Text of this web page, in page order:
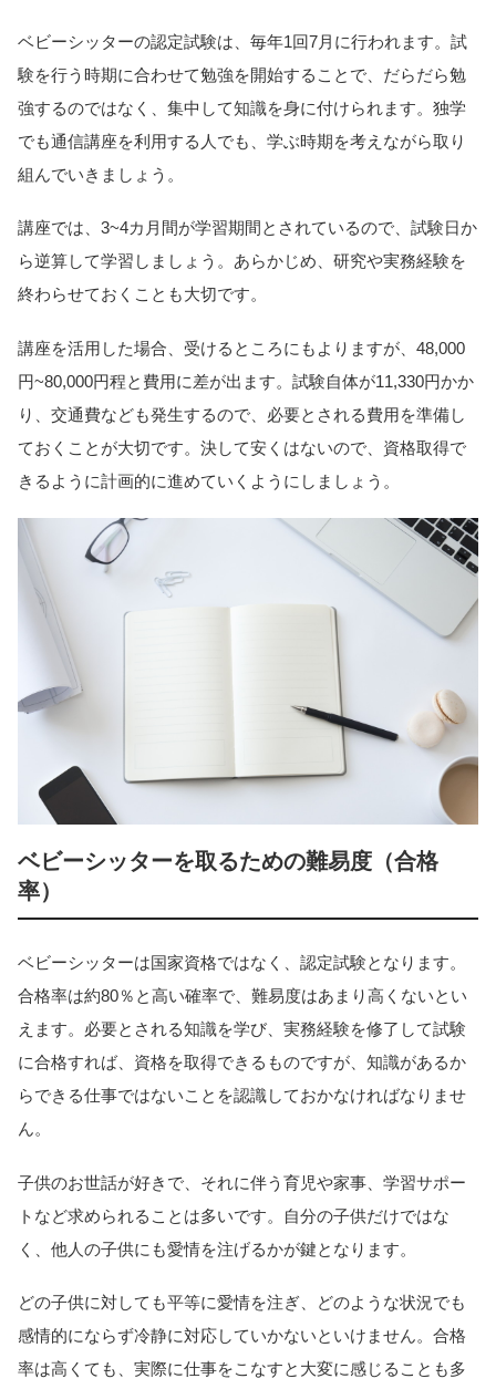
ベビーシッターの認定試験は、毎年1回7月に行われます。試
験を行う時期に合わせて勉強を開始することで、だらだら勉
強するのではなく、集中して知識を身に付けられます。独学
でも通信講座を利用する人でも、学ぶ時期を考えながら取り
組んでいきましょう。
講座では、3~4カ月間が学習期間とされているので、試験日か
ら逆算して学習しましょう。あらかじめ、研究や実務経験を
終わらせておくことも大切です。
講座を活用した場合、受けるところにもよりますが、48,000
円~80,000円程と費用に差が出ます。試験自体が11,330円かか
り、交通費なども発生するので、必要とされる費用を準備し
ておくことが大切です。決して安くはないので、資格取得で
きるように計画的に進めていくようにしましょう。
ベビーシッターを取るための難易度（合格
率）
ベビーシッターは国家資格ではなく、認定試験となります。
合格率は約80％と高い確率で、難易度はあまり高くないとい
えます。必要とされる知識を学び、実務経験を修了して試験
に合格すれば、資格を取得できるものですが、知識があるか
らできる仕事ではないことを認識しておかなければなりませ
ん。
子供のお世話が好きで、それに伴う育児や家事、学習サポー
トなど求められることは多いです。自分の子供だけではな
く、他人の子供にも愛情を注げるかが鍵となります。
どの子供に対しても平等に愛情を注ぎ、どのような状況でも
感情的にならず冷静に対応していかないといけません。合格
率は高くても、実際に仕事をこなすと大変に感じることも多